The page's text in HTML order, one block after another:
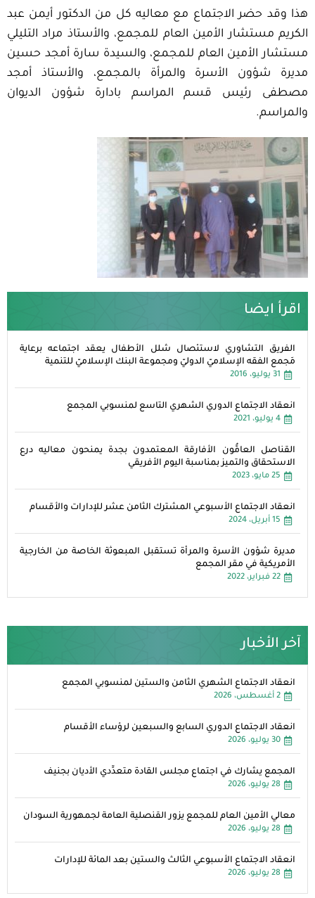
هذا وقد حضر الاجتماع مع معاليه كل من الدكتور أيمن عبد
الكريم مستشار الأمين العام للمجمع، والأستاذ مراد التليلي
مستشار الأمين العام للمجمع، والسيدة سارة أمجد حسين
مديرة شؤون الأسرة والمرأة بالمجمع، والأستاذ أمجد
مصطفى رئيس قسم المراسم بادارة شؤون الديوان
والمراسم.
اقرأ ايضا
الفريق التشاوري لاستئصال شلل الأطفال يعقد اجتماعه برعاية
مَجمع الفقه الإسلاميّ الدوليّ ومجموعة البنك الإسلاميّ للتنمية
31 يوليو، 2016
انعقاد الاجتماع الدوري الشهري التاسع لمنسوبي المجمع
4 يوليو، 2021
القناصل العامُّون الأفارقة المعتمدون بجدة يمنحون معاليه درع
الاستحقاق والتميز بمناسبة اليوم الأفريقي
25 مايو، 2023
انعقاد الاجتماع الأسبوعي المشترك الثامن عشر للإدارات والأقسام
15 أبريل، 2024
مديرة شؤون الأسرة والمرأة تستقبل المبعوثة الخاصة من الخارجية
الأمريكية في مقر المجمع
22 فبراير، 2022
آخر الأخبار
انعقاد الاجتماع الشهري الثامن والستين لمنسوبي المجمع
2 أغسطس، 2026
انعقاد الاجتماع الدوري السابع والسبعين لرؤساء الأقسام
30 يوليو، 2026
المجمع يشارك في اجتماع مجلس القادة متعدِّدي الأديان بجنيف
28 يوليو، 2026
معالي الأمين العام للمجمع يزور القنصلية العامة لجمهورية السودان
28 يوليو، 2026
انعقاد الاجتماع الأسبوعي الثالث والستين بعد المائة للإدارات
28 يوليو، 2026